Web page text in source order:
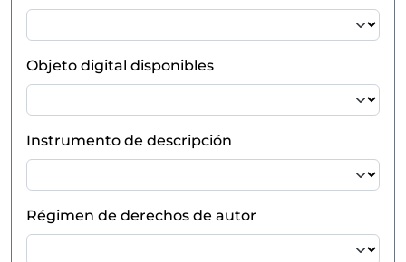
Objeto digital disponibles
Instrumento de descripción
Régimen de derechos de autor